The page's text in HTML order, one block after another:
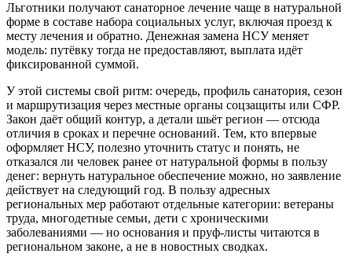
Льготники получают санаторное лечение чаще в натуральной
форме в составе набора социальных услуг, включая проезд к
месту лечения и обратно. Денежная замена НСУ меняет
модель: путёвку тогда не предоставляют, выплата идёт
фиксированной суммой.
У этой системы свой ритм: очередь, профиль санатория, сезон
и маршрутизация через местные органы соцзащиты или СФР.
Закон даёт общий контур, а детали шьёт регион — отсюда
отличия в сроках и перечне оснований. Тем, кто впервые
оформляет НСУ, полезно уточнить статус и понять, не
отказался ли человек ранее от натуральной формы в пользу
денег: вернуть натуральное обеспечение можно, но заявление
действует на следующий год. В пользу адресных
региональных мер работают отдельные категории: ветераны
труда, многодетные семьи, дети с хроническими
заболеваниями — но основания и пруф‑листы читаются в
региональном законе, а не в новостных сводках.